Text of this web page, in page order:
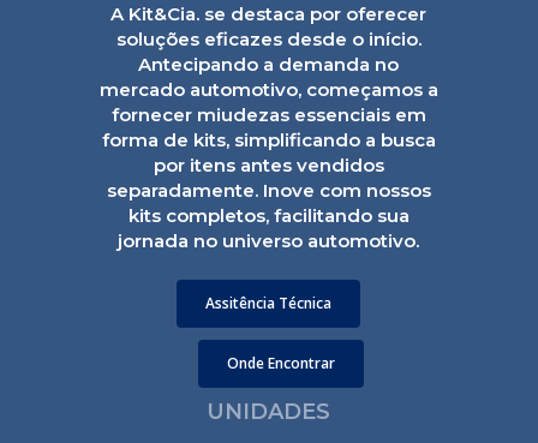
A Kit&Cia. se destaca por oferecer
soluções eficazes desde o início.
Antecipando a demanda no
mercado automotivo, começamos a
fornecer miudezas essenciais em
forma de kits, simplificando a busca
por itens antes vendidos
separadamente. Inove com nossos
kits completos, facilitando sua
jornada no universo automotivo.
Assitência Técnica
Onde Encontrar
UNIDADES